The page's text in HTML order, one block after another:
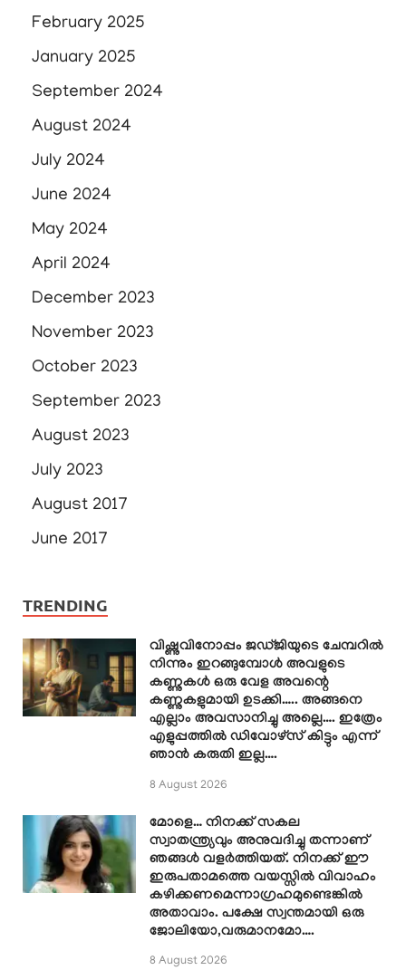
February 2025
January 2025
September 2024
August 2024
July 2024
June 2024
May 2024
April 2024
December 2023
November 2023
October 2023
September 2023
August 2023
July 2023
August 2017
June 2017
TRENDING
വിഷ്ണുവിനോപ്പം ജഡ്ജിയുടെ ചേമ്പറിൽ
നിന്നും ഇറങ്ങുമ്പോൾ അവളുടെ
കണ്ണുകൾ ഒരു വേള അവന്റെ
കണ്ണുകളുമായി ഉടക്കി….. അങ്ങനെ
എല്ലാം അവസാനിച്ചു അല്ലെ…. ഇത്രേം
എളുപ്പത്തിൽ ഡിവോഴ്സ് കിട്ടും എന്ന്
ഞാൻ കരുതി ഇല്ല….
8 August 2026
മോളെ… നിനക്ക് സകല
സ്വാതന്ത്ര്യവും അനുവദിച്ചു തന്നാണ്
ഞങ്ങൾ വളർത്തിയത്. നിനക്ക് ഈ
ഇരുപതാമത്തെ വയസ്സിൽ വിവാഹം
കഴിക്കണമെന്നാഗ്രഹമുണ്ടെങ്കിൽ
അതാവാം. പക്ഷേ സ്വന്തമായി ഒരു
ജോലിയോ,വരുമാനമോ….
8 August 2026